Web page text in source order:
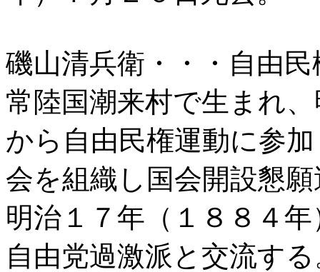
磯山清兵衛・・・自由
常陸国潮来村で生まれ
から自由民権運動に参
会を組織し国会開設懇
明治１７年（１８８４
自由党過激派と交流す